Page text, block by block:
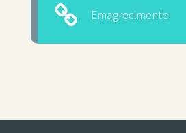
Emagrecimento